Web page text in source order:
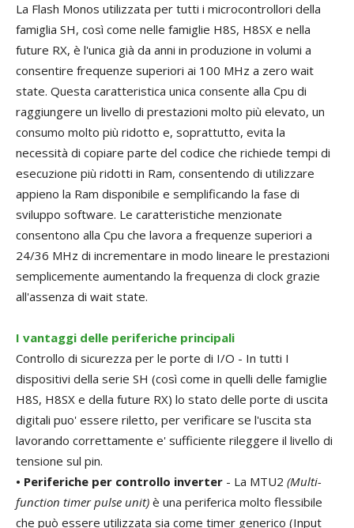
La Flash Monos utilizzata per tutti i microcontrollori della
famiglia SH, così come nelle famiglie H8S, H8SX e nella
future RX, è l'unica già da anni in produzione in volumi a
consentire frequenze superiori ai 100 MHz a zero wait
state. Questa caratteristica unica consente alla Cpu di
raggiungere un livello di prestazioni molto più elevato, un
consumo molto più ridotto e, soprattutto, evita la
necessità di copiare parte del codice che richiede tempi di
esecuzione più ridotti in Ram, consentendo di utilizzare
appieno la Ram disponibile e semplificando la fase di
sviluppo software. Le caratteristiche menzionate
consentono alla Cpu che lavora a frequenze superiori a
24/36 MHz di incrementare in modo lineare le prestazioni
semplicemente aumentando la frequenza di clock grazie
all'assenza di wait state.
I vantaggi delle periferiche principali
Controllo di sicurezza per le porte di I/O - In tutti I
dispositivi della serie SH (così come in quelli delle famiglie
H8S, H8SX e della future RX) lo stato delle porte di uscita
digitali puo' essere riletto, per verificare se l'uscita sta
lavorando correttamente e' sufficiente rileggere il livello di
tensione sul pin.
• Periferiche per controllo inverter - La MTU2 (Multi-
function timer pulse unit) è una periferica molto flessibile
che può essere utilizzata sia come timer generico (Input